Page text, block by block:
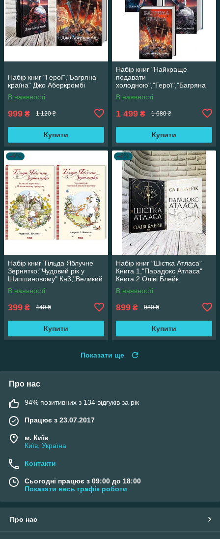
Набір книг "Герої","Багряна
країна" Джо Аберкромбі
В наявності
999 ₴ 1 120 ₴
Купити
Набір книг "Найкраще
подавати
холодною","Герої","Багряна
країна" Джо Аберкромбі
В наявності
1 499 ₴ 1 680 ₴
Купити
–9%
Набір книг Тільда Яблучне
Зернятко:"Чудовий рік у
Шипшиновому" Кн3,"Великий
переполох" Кн 4
В наявності
399 ₴ 440 ₴
Купити
–8%
Набір книг "Шістка Атласа"
Книга 1,"Парадокс Атласа"
Книга 2 Оліві Блейк
В наявності
899 ₴ 980 ₴
Купити
Показати ще
Про нас
94% позитивних з 134 відгуків за рік
Працює з 23.07.2017
м. Київ
Київ, Україна
Контакти
Сьогодні працює з 09:00 до 18:00
Показати весь графік роботи
Про нас